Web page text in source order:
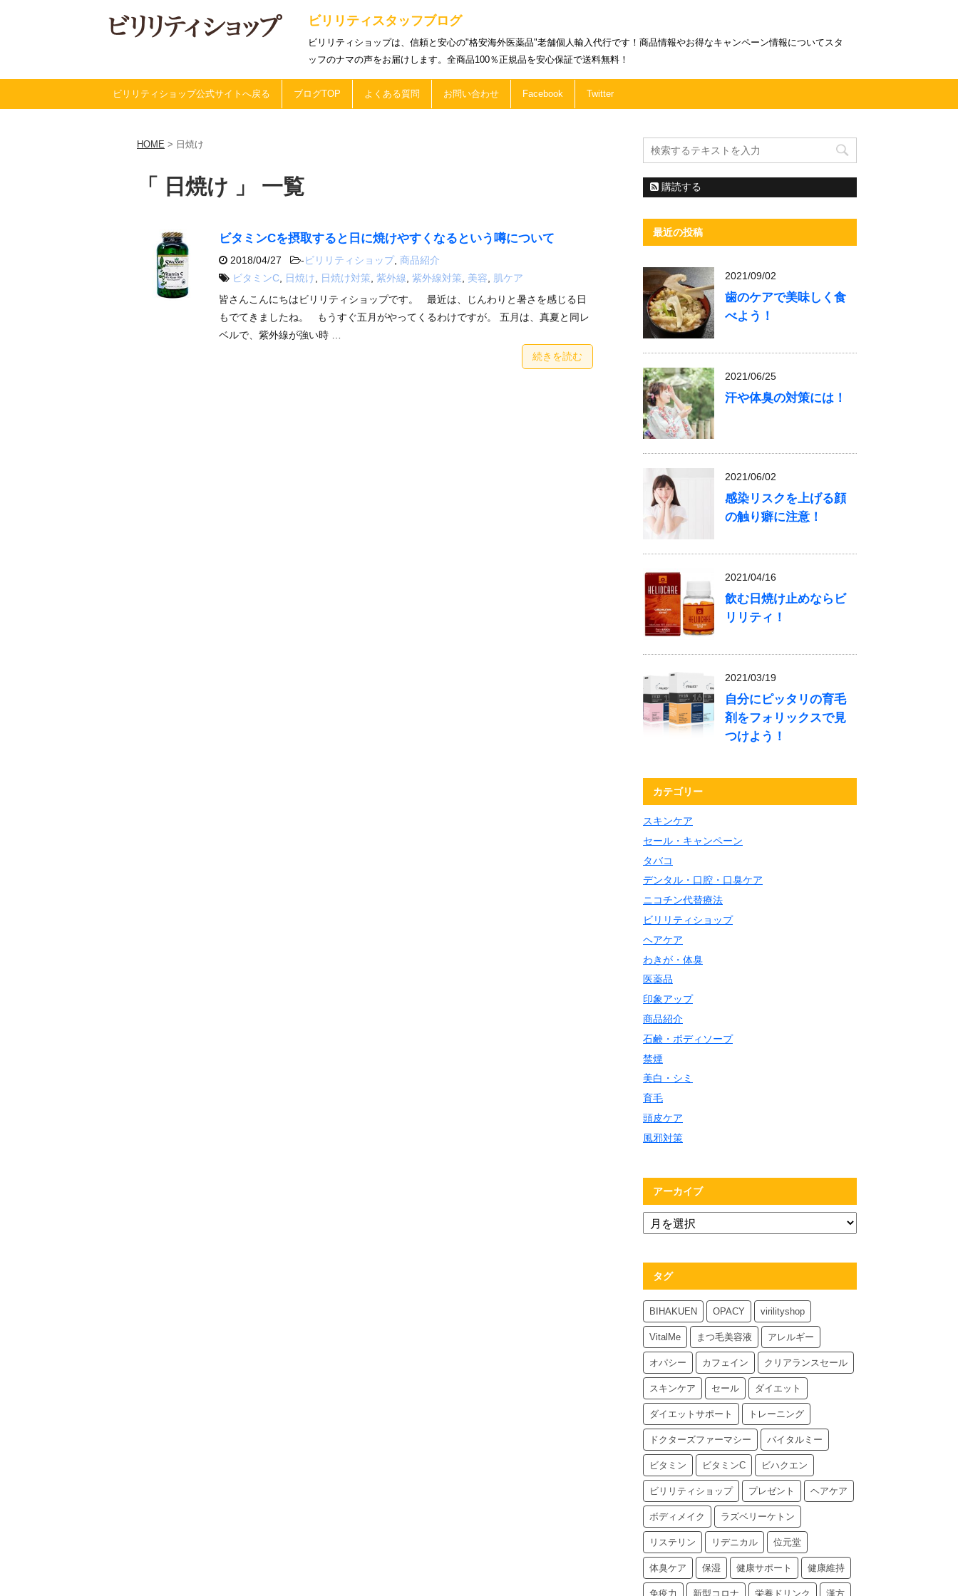
ビリリティスタッフブログ
ビリリティショップは、信頼と安心の"格安海外医薬品"老舗個人輸入代行です！商品情報やお得なキャンペーン情報についてスタ
ッフのナマの声をお届けします。全商品100％正規品を安心保証で送料無料！
ビリリティショップ公式サイトへ戻る ブログTOP よくある質問 お問い合わせ Facebook Twitter
HOME > 日焼け
「 日焼け 」 一覧
ビタミンCを摂取すると日に焼けやすくなるという噂について
2018/04/27 -ビリリティショップ, 商品紹介
ビタミンC
日焼け 日焼け対策 紫外線 紫外線対策 美容
肌ケア
皆さんこんにちはビリリティショップです。 最近は、じんわりと暑さを感じる日
もでてきましたね。 もうすぐ五月がやってくるわけですが。 五月は、真夏と同レ
ベルで、紫外線が強い時 …
続きを読む
購読する
最近の投稿
2021/09/02
歯のケアで美味しく食
べよう！
2021/06/25
汗や体臭の対策には！
2021/06/02
感染リスクを上げる顔
の触り癖に注意！
2021/04/16
飲む日焼け止めならビ
リリティ！
2021/03/19
自分にピッタリの育毛
剤をフォリックスで見
つけよう！
カテゴリー
スキンケア
セール・キャンペーン
タバコ
デンタル・口腔・口臭ケア
ニコチン代替療法
ビリリティショップ
ヘアケア
わきが・体臭
医薬品
印象アップ
商品紹介
石鹸・ボディソープ
禁煙
美白・シミ
育毛
頭皮ケア
風邪対策
アーカイブ
タグ
BIHAKUEN OPACY virilityshop
VitalMe まつ毛美容液 アレルギー
オパシー カフェイン クリアランスセール
スキンケア セール ダイエット
ダイエットサポート トレーニング
ドクターズファーマシー バイタルミー
ビタミン ビタミンC ビハクエン
ビリリティショップ プレゼント ヘアケア
ボディメイク ラズベリーケトン
リステリン リデニカル 位元堂
体臭ケア 保湿 健康サポート 健康維持
免疫力 新型コロナ 栄養ドリンク 漢方